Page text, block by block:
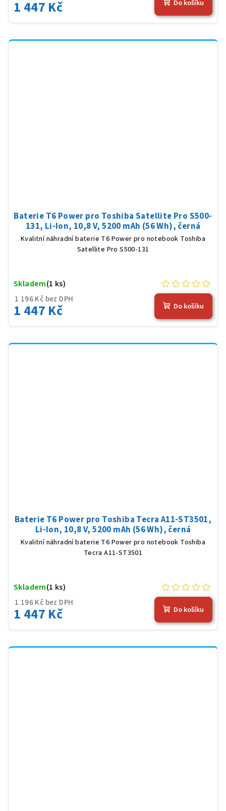
1 447 Kč Do košíku
Baterie T6 Power pro Toshiba Satellite Pro S500-
131, Li-Ion, 10,8 V, 5200 mAh (56 Wh), černá
Kvalitní náhradní baterie T6 Power pro notebook Toshiba
Satellite Pro S500-131
1 196 Kč bez DPH
1 447 Kč
Skladem(1 ks)
Do košíku
Baterie T6 Power pro Toshiba Tecra A11-ST3501,
Li-Ion, 10,8 V, 5200 mAh (56 Wh), černá
Kvalitní náhradní baterie T6 Power pro notebook Toshiba
Tecra A11-ST3501
1 196 Kč bez DPH
1 447 Kč
Skladem(1 ks)
Do košíku